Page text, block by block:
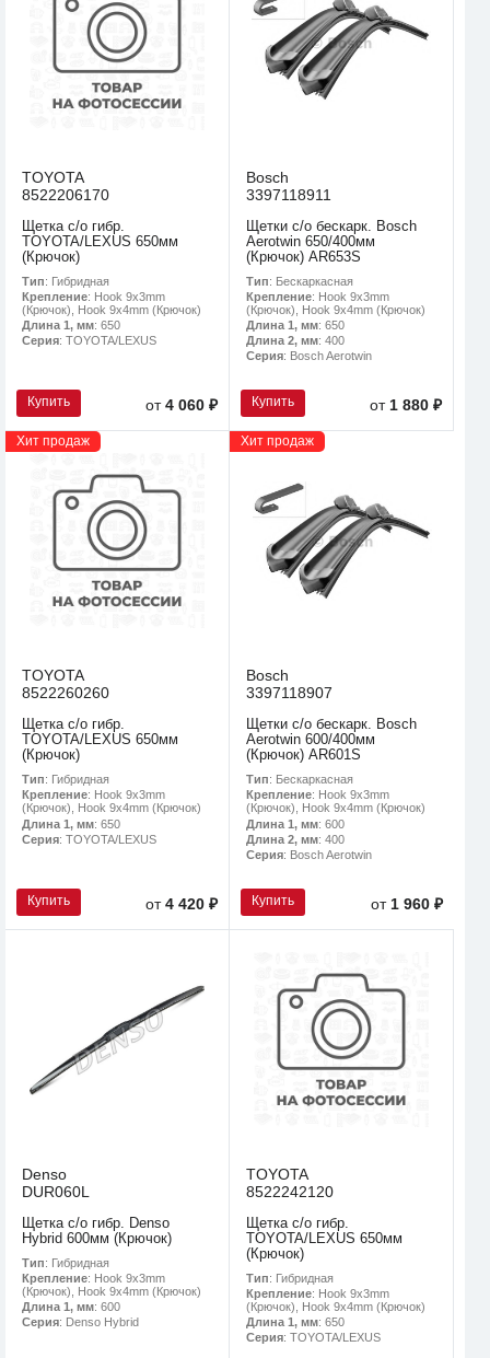
TOYOTA
8522206170
Щетка с/о гибр.
TOYOTA/LEXUS 650мм
(Крючок)
Тип: Гибридная
Крепление: Hook 9x3mm
(Крючок), Hook 9x4mm (Крючок)
Длина 1, мм: 650
Серия: TOYOTA/LEXUS
Купить от4 060 ₽
Bosch
3397118911
Щетки с/о бескарк. Bosch
Aerotwin 650/400мм
(Крючок) AR653S
Тип: Бескаркасная
Крепление: Hook 9x3mm
(Крючок), Hook 9x4mm (Крючок)
Длина 1, мм: 650
Длина 2, мм: 400
Серия: Bosch Aerotwin
Купить от 1 880 ₽
Хит продаж
TOYOTA
8522260260
Щетка с/о гибр.
TOYOTA/LEXUS 650мм
(Крючок)
Тип: Гибридная
Крепление: Hook 9x3mm
(Крючок), Hook 9x4mm (Крючок)
Длина 1, мм: 650
Серия: TOYOTA/LEXUS
Купить от4 420 ₽
Хит продаж
Bosch
3397118907
Щетки с/о бескарк. Bosch
Aerotwin 600/400мм
(Крючок) AR601S
Тип: Бескаркасная
Крепление: Hook 9x3mm
(Крючок), Hook 9x4mm (Крючок)
Длина 1, мм: 600
Длина 2, мм: 400
Серия: Bosch Aerotwin
Купить от 1 960 ₽
Denso
DUR060L
Щетка с/о гибр. Denso
Hybrid 600мм (Крючок)
Тип: Гибридная
Крепление: Hook 9x3mm
(Крючок), Hook 9x4mm (Крючок)
Длина 1, мм: 600
Серия: Denso Hybrid
TOYOTA
8522242120
Щетка с/о гибр.
TOYOTA/LEXUS 650мм
(Крючок)
Тип: Гибридная
Крепление: Hook 9x3mm
(Крючок), Hook 9x4mm (Крючок)
Длина 1, мм: 650
Серия: TOYOTA/LEXUS